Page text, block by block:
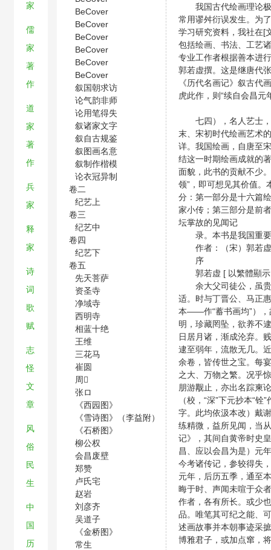
家
儒
家
著
作
道
家
著
作
兵
家
释
家
诗
词
歌
赋
志
怪
文
章
风
俗
民
生
中
国
历
BeCover
BeCover
BeCover
BeCover
BeCover
BeCover
叙国朝求访
论气韵非师
论用笔得失
叙诸家文字
叙自古规鉴
叙图画名意
叙制作楷模
论衣冠异制
卷二
纪艺上
卷三
纪艺中
卷四
纪艺下
卷五
先天菩萨
资圣寺
净域寺
西明寺
相蓝十绝
王维
三花马
崔圆
周
张ロ
《西园图》
《雪诗图》（李益附）
《石桥图》
柳公权
会昌废壁
郑赞
卢氏宅
赵岩
刘彦齐
吴道子
《金桥图》
常生
我国古代绘画理论极
常用谬舛衍误发生。为
学习研究资料，我社在[
包括绘画、书法、工艺
专业工作者根据善本进
郭若虚撰。这是继唐代
《历代名画记》叙古代
虎此作，则“续自会昌
七四），名人艺士，
末、宋初时代绘画艺术
详。我国绘画，自唐至
结这一时期绘画成就的
面貌，此书的贡献不少
领”，即可想见其价值。
分：第一部分是十六篇
家小传；第三部分是前
坛掌故的见闻记
录。本书是我国重要
作者：（宋）郭若虚
序
郭若虚 [ 以繁體顯示
余大父司徒公，虽贵
适。时与丁晋公、马正
本——作“蓄书画均”），
明，珍藏罔坠，欲养不
日居月诸，渐成沦弃。
逮至弱年，流散无几。
余卷，皆传世之宝。每
之大、万物之繁。况乎
朋游觏止，亦出名踪柬
（校，“深”下元抄本“铨
字。此均依汲本改）戴
练精微，益所见闻，当
记》，其间自黄帝时史
昌、应以会昌为是）元
今考诸传记，参较得失
元年，后历五季，通至
晦于时、声闻未喧于众
作者，各有所长。或少
品。唯笔其可纪之能、
述画故事并本朝事迹采
博雅君子，或加点窜，